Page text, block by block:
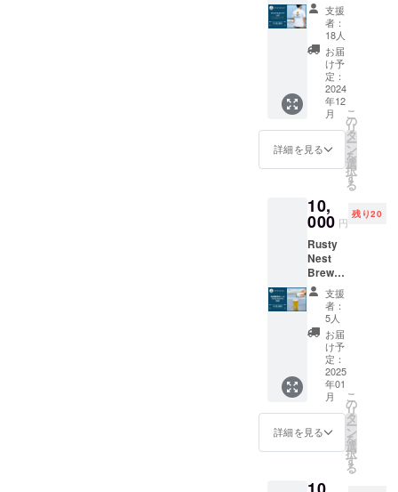
カッと
した喉
越しが
海との
相性が
抜群！
グルー
プフ
ルー
ピー
チ、ス
ジ、完
熟トロ
ピカル
フルー
ツを連
想させ
るフ
レッ
シュで
豊かな
香りが
6.7％の
アル
コール
ず、何
杯でも
しまう
度数を
少し下
げ、 飲
みやす
い IPA
に仕上
げまし
た。 夏
の海の
呼べる
Sessio
n IPA を
くださ
い。
満の方
への酒
類の提
供はで
きませ
んので
よろし
くお願
いいた
しま
す。
す。 限
定30名
様のご
招待と
なりま
す。
Rusty
Nest
Oamish
irasato
の物語
しみま
せん
か？ 当
日はク
ラフト
ビール
を1杯お
楽しみ
いただ
けま
す。 ・
日時：
2024年
10月頃
開催予
定 ※
詳細は
オリジ
ナルの
ロゴ入
りTシャ
ツをお
届けし
ます。
️★ オリ
ジナルT
シャツ1
個 ️★ お
礼の
セージ
・サイ
ズ展
開：S,
M, L, XL
・カ
ラー展
開：白
・デザ
イン：
写真を
ご参照
くださ
い。 ア
ウトド
アや
ビール
ジナルT
支援
者：
18人
お届
け予
定：
2024
年12
月
詳細を見る
こ
の
リ
タ
ー
ン
を
選
択
す
る
10,
000 円
残り20
Rusty
Nest
Brewer
yの定番
クラフ
トビー
ル
「Rust
y Nest
IPA」！
現在は
OEMの
限定醸
造と
なって
います
2024年
支援
者：
5人
お届
け予
定：
2025
年01
月
詳細を見る
こ
の
リ
タ
ー
ン
を
選
択
す
る